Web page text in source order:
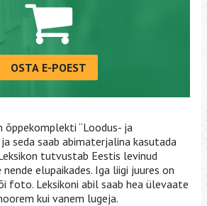
OSTA E-POEST
õppekomplekti “Loodus- ja
seda saab abimaterjalina kasutada
tutvustab Eestis levinud
elupaikades. Iga liigi juures on
foto. Leksikoni abil saab hea ülevaate
kui vanem lugeja.